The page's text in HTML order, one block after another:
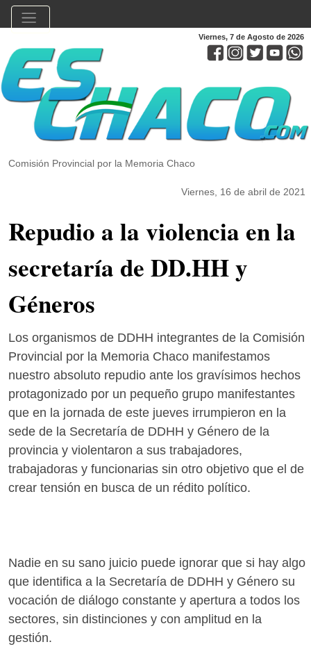
Viernes, 7 de Agosto de 2026
Comisión Provincial por la Memoria Chaco
Viernes, 16 de abril de 2021
Repudio a la violencia en la
secretaría de DD.HH y
Géneros
Los organismos de DDHH integrantes de la Comisión
Provincial por la Memoria Chaco manifestamos
nuestro absoluto repudio ante los gravísimos hechos
protagonizado por un pequeño grupo manifestantes
que en la jornada de este jueves irrumpieron en la
sede de la Secretaría de DDHH y Género de la
provincia y violentaron a sus trabajadores,
trabajadoras y funcionarias sin otro objetivo que el de
crear tensión en busca de un rédito político.
Nadie en su sano juicio puede ignorar que si hay algo
que identifica a la Secretaría de DDHH y Género su
vocación de diálogo constante y apertura a todos los
sectores, sin distinciones y con amplitud en la
gestión.